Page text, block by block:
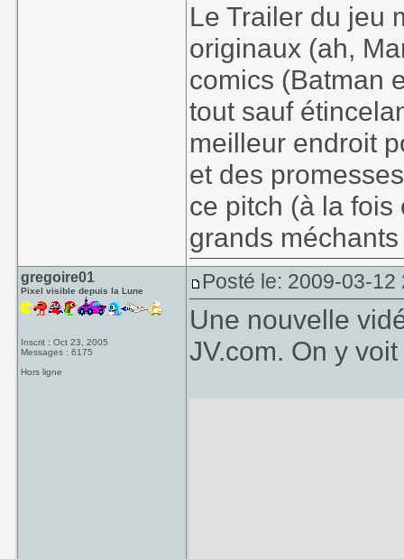
Le Trailer du jeu
originaux (ah,
comics (Batman
tout sauf
meilleur endroit
et des
ce pitch (à la fois
grands
gregoire01
Pixel visible depuis la Lune
Inscrit : Oct 23, 2005
Messages : 6175
Hors ligne
Posté le: 2009-03-12
Une nouvelle
JV.com. On y